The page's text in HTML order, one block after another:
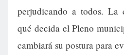
perjudicando a todos. La
qué decida el Pleno
cambiará su postura para